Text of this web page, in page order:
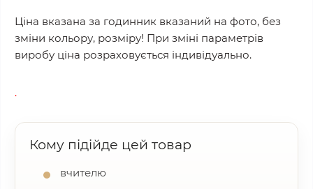
Ціна вказана за годинник вказаний на фото, без
зміни кольору, розміру! При зміні параметрів
виробу ціна розраховується індивідуально.
.
Кому підійде цей товар
вчителю